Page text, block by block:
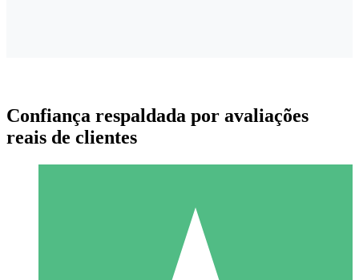
Pacotes de Créditos Individuais
Confiança respaldada por avaliações
reais de clientes